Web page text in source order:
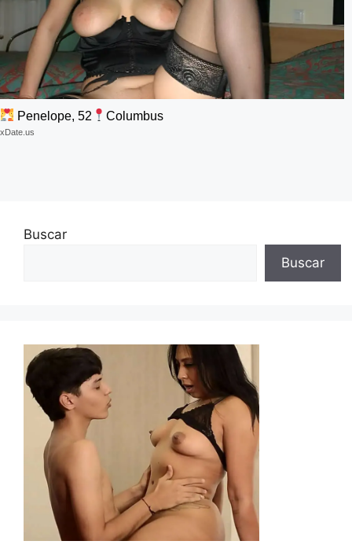
Penelope, 52 Columbus
xDate.us
Buscar
Buscar